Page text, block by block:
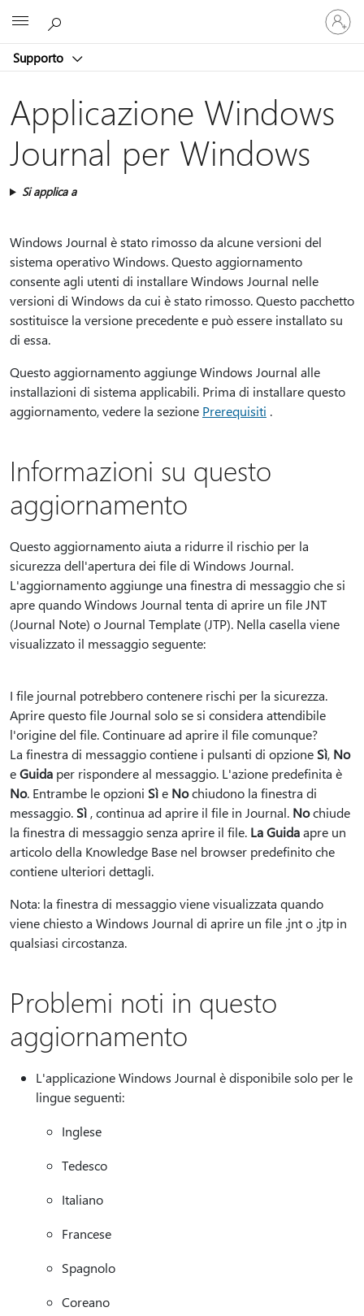
Supporto
Accedi
con
il
account
Applicazione Windows
Journal per Windows
Si applica a
Windows Journal è stato rimosso da alcune versioni del
sistema operativo Windows. Questo aggiornamento
consente agli utenti di installare Windows Journal nelle
versioni di Windows da cui è stato rimosso. Questo pacchetto
sostituisce la versione precedente e può essere installato su
di essa.
Questo aggiornamento aggiunge Windows Journal alle
installazioni di sistema applicabili. Prima di installare questo
aggiornamento, vedere la sezione Prerequisiti .
Informazioni su questo
aggiornamento
Questo aggiornamento aiuta a ridurre il rischio per la
sicurezza dell'apertura dei file di Windows Journal.
L'aggiornamento aggiunge una finestra di messaggio che si
apre quando Windows Journal tenta di aprire un file JNT
(Journal Note) o Journal Template (JTP). Nella casella viene
visualizzato il messaggio seguente:
I file journal potrebbero contenere rischi per la sicurezza.
Aprire questo file Journal solo se si considera attendibile
l'origine del file. Continuare ad aprire il file comunque?
La finestra di messaggio contiene i pulsanti di opzione Sì, No
eGuida per rispondere al messaggio. L'azione predefinita è
No. Entrambe le opzioni Sìe Nochiudono la finestra di
messaggio. Sì , continua ad aprire il file in Journal. Nochiude
la finestra di messaggio senza aprire il file. La Guidaapre un
articolo della Knowledge Base nel browser predefinito che
contiene ulteriori dettagli.
Nota: la finestra di messaggio viene visualizzata quando
viene chiesto a Windows Journal di aprire un file .jnt o .jtp in
qualsiasi circostanza.
Problemi noti in questo
aggiornamento
L'applicazione Windows Journal è disponibile solo per le
lingue seguenti:
Inglese
Tedesco
Italiano
Francese
Spagnolo
Coreano